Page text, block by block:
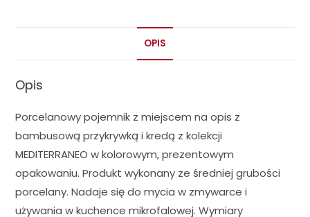
OPIS
Opis
Porcelanowy pojemnik z miejscem na opis z
bambusową przykrywką i kredą z kolekcji
MEDITERRANEO w kolorowym, prezentowym
opakowaniu. Produkt wykonany ze średniej grubości
porcelany. Nadaje się do mycia w zmywarce i
używania w kuchence mikrofalowej. Wymiary